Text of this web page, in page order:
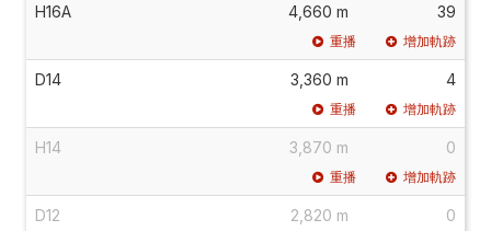
H16A 4,660 m 39
重播 增加軌跡
D14 3,360 m 4
重播 增加軌跡
H14 3,870 m 0
重播 增加軌跡
D12 2,820 m 0